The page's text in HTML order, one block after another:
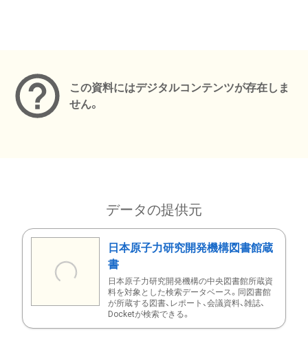
この資料にはデジタルコンテンツが存在しま
せん。
データの提供元
日本原子力研究開発機構図書館蔵
書
日本原子力研究開発機構の中央図書館所蔵資
料を対象とした検索データベース。同図書館
が所蔵する図書、レポート、会議資料、雑誌、
Docketが検索できる。